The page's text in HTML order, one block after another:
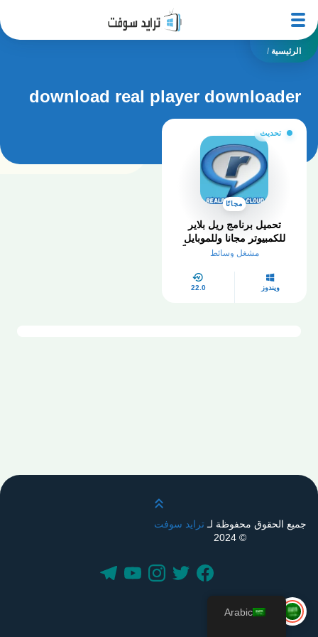
الرئيسية /
download real player downloader
تحديث
مجانًا
تحميل برنامج ريل بلاير
للكمبيوتر مجانا وللموبايل
Real Player 2025 مجاناً
مشغل وسائط
ويندوز 22.0
قم بالتمرير لأعلى
جميع الحقوق محفوظة لـترايد سوفت
© 2024
Arabic